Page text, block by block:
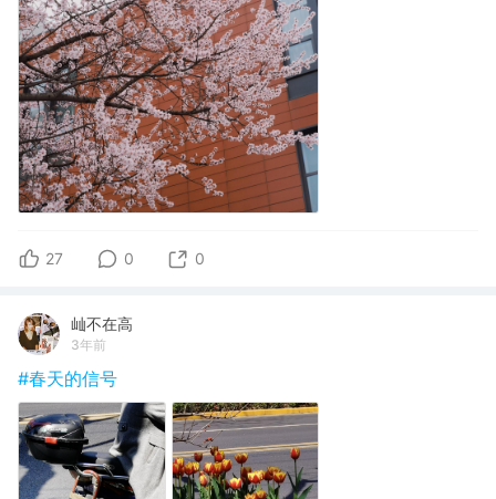
27 0 0
屾不在高
3年前
#春天的信号